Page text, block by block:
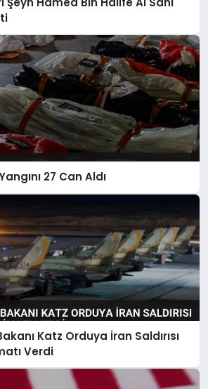
27 Can Aldı
Katz Orduya İran Saldırısı
Verdi